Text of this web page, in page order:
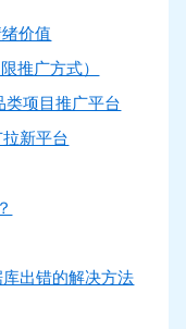
价值
推广方式）
类项目推广平台
新平台
出错的解决方法